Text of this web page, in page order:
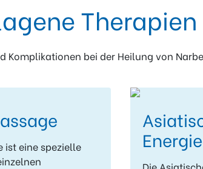
Komplikationen bei der Heilung von
ist eine spezielle
Die